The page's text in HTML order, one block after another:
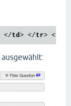
</td> </tr> </